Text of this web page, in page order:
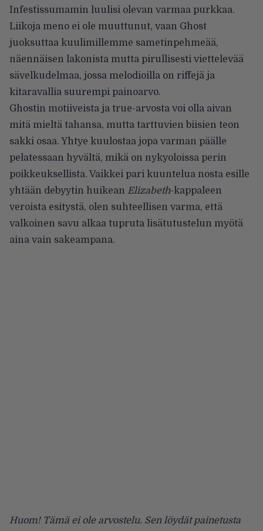
Infestissumamin luulisi olevan varmaa purkkaa.
Liikoja meno ei ole muuttunut, vaan Ghost
juoksuttaa kuulimillemme sametinpehmeää,
näennäisen lakonista mutta pirullisesti viettelevää
sävelkudelmaa, jossa melodioilla on riffejä ja
kitaravallia suurempi painoarvo.
Ghostin motiiveista ja true-arvosta voi olla aivan
mitä mieltä tahansa, mutta tarttuvien biisien teon
sakki osaa. Yhtye kuulostaa jopa varman päälle
pelatessaan hyvältä, mikä on nykyoloissa perin
poikkeuksellista. Vaikkei pari kuuntelua nosta esille
yhtään debyytin huikean Elizabeth-kappaleen
veroista esitystä, olen suhteellisen varma, että
valkoinen savu alkaa tupruta lisätutustelun myötä
aina vain sakeampana.
Huom! Tämä ei ole arvostelu. Sen löydät painetusta